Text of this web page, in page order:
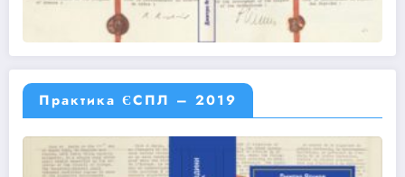
Практика ЄСПЛ – 2019